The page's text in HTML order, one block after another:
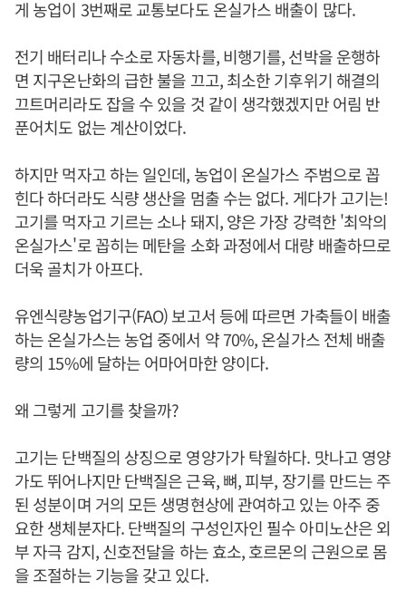
게 농업이 3번째로 교통보다도 온실가스 배출이 많다.
전기 배터리나 수소로 자동차를, 비행기를, 선박을 운행하
면 지구온난화의 급한 불을 끄고, 최소한 기후위기 해결의
끄트머리라도 잡을 수 있을 것 같이 생각했겠지만 어림 반
푼어치도 없는 계산이었다.
하지만 먹자고 하는 일인데, 농업이 온실가스 주범으로 꼽
힌다 하더라도 식량 생산을 멈출 수는 없다. 게다가 고기는!
고기를 먹자고 기르는 소나 돼지, 양은 가장 강력한 '최악의
온실가스'로 꼽히는 메탄을 소화 과정에서 대량 배출하므로
더욱 골치가 아프다.
유엔식량농업기구(FAO) 보고서 등에 따르면 가축들이 배출
하는 온실가스는 농업 중에서 약 70%, 온실가스 전체 배출
량의 15%에 달하는 어마어마한 양이다.
왜 그렇게 고기를 찾을까?
고기는 단백질의 상징으로 영양가가 탁월하다. 맛나고 영양
가도 뛰어나지만 단백질은 근육, 뼈, 피부, 장기를 만드는 주
된 성분이며 거의 모든 생명현상에 관여하고 있는 아주 중
요한 생체분자다. 단백질의 구성인자인 필수 아미노산은 외
부 자극 감지, 신호전달을 하는 효소, 호르몬의 근원으로 몸
을 조절하는 기능을 갖고 있다.